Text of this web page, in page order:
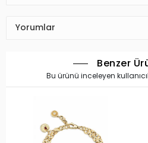
Yorumlar
Benzer
Bu ürünü inceleyen